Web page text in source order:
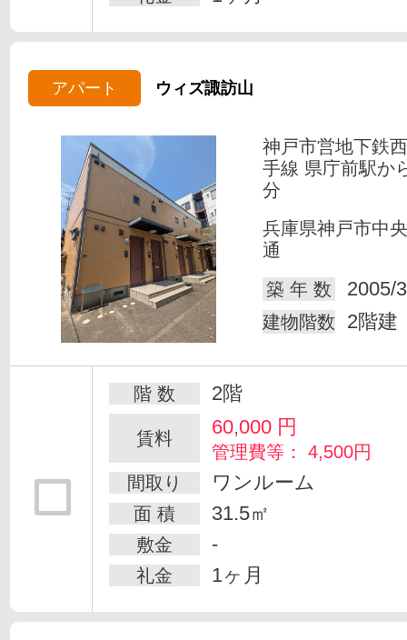
アパート ウィズ諏訪山
神戸市営地下鉄
手線 県庁前駅か
分
兵庫県神戸市中
通
築 年 数
2005/
建物階数 2階建
階 数 2階
賃料 60,000 円
管理費等： 4,500円
間取り
ワンルーム
面 積 31.5㎡
敷金 -
礼金 1ヶ月